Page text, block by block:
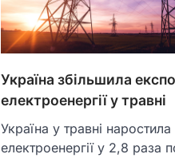
Україна збільшила
електроенергії у травні
Україна у травні
електроенергії у 2,8 раза